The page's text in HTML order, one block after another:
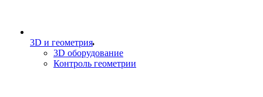
3D и геометрия
3D оборудование
Контроль геометрии